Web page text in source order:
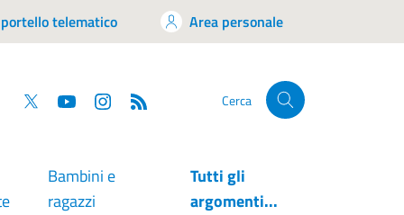
telematico Area personale
Facebook
Twitter YouTube Cerca
Bambini e
ragazzi
Tutti gli
argomenti...